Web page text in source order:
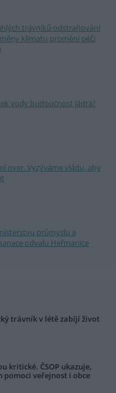
trávníků odstraňování
klimatu promění péči
vody budoucnost jádra?
over. Vyzýváme vládu, aby
průmyslu a
odvalu Heřmanice
trávník v létě zabíjí život
kritické. ČSOP ukazuje,
pomoci veřejnost i obce